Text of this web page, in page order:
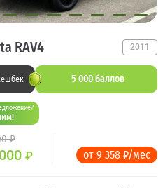
RAV4 2011
5 000 баллов
₽
₽ от 9 358 ₽/мес